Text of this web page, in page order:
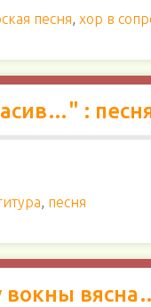
песня, хор в
:
, песня